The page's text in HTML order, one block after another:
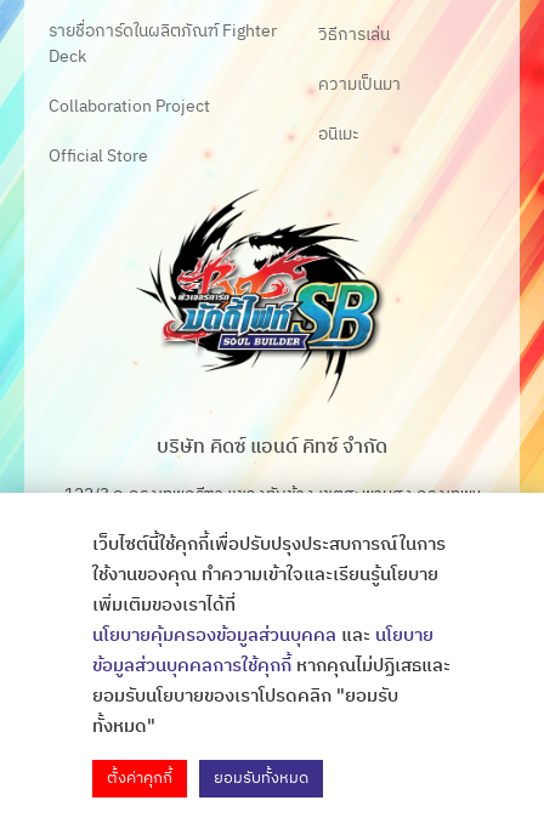
รายชื่อการ์ดในผลิตภัณฑ์ Fighter
Deck
Collaboration Project
Official Store
วิธีการเล่น
ความเป็นมา
อนิเมะ
บริษัท คิดซ์ แอนด์ คิทซ์ จำกัด
122/3 ถ.กรุงเทพกรีฑา แขวงทับช้าง เขตสะพานสูง กรุงเทพฯ
โทร. 02-368-4106-7
Fax. 02-368-4105
Copyright © All Rights Thaibattlespiritsออกแบบเว็บไซต์
เว็บไซต์นี้ใช้คุกกี้เพื่อปรับปรุงประสบการณ์ในการ
ใช้งานของคุณ ทำความเข้าใจและเรียนรู้นโยบาย
เพิ่มเติมของเราได้ที่
นโยบายคุ้มครองข้อมูลส่วนบุคคล และ นโยบาย
ข้อมูลส่วนบุคคลการใช้คุกกี้หากคุณไม่ปฏิเสธและ
ยอมรับนโยบายของเราโปรดคลิก "ยอมรับ
ทั้งหมด"
ตั้งค่าคุกกี้ ยอมรับทั้งหมด